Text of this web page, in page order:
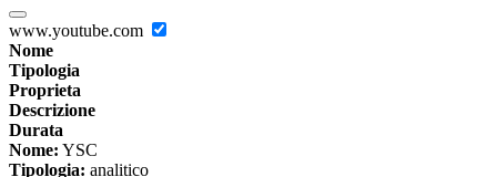
www.youtube.com
Nome
Tipologia
Proprieta
Descrizione
Durata
Nome: YSC
Tipologia: analitico